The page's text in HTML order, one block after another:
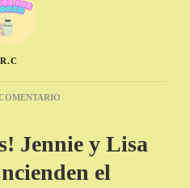
R.C
LISA
BLACKPINK
Jennie y Lisa
el